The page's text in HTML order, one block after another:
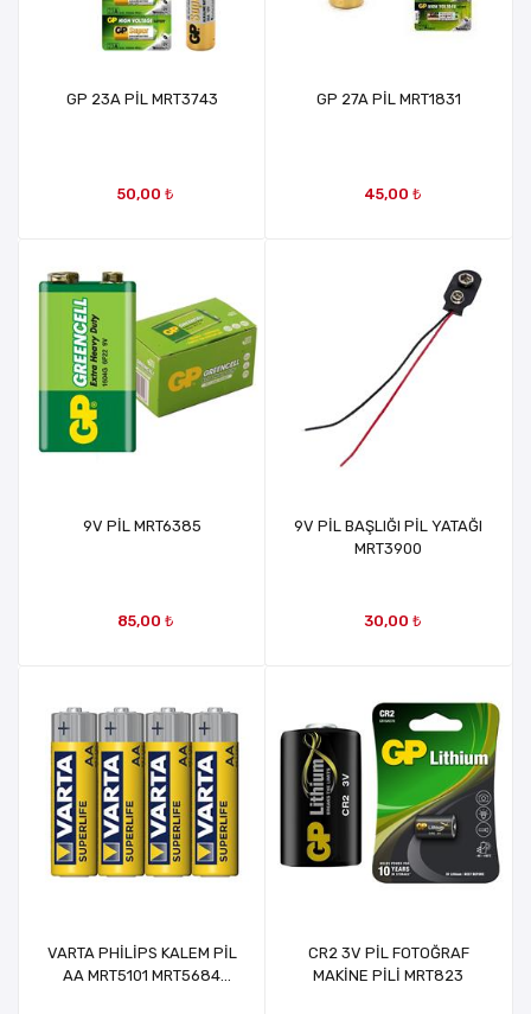
GP 23A PİL MRT3743
50,00 ₺
GP 27A PİL MRT1831
45,00 ₺
9V PİL MRT6385
85,00 ₺
9V PİL BAŞLIĞI PİL YATAĞI
MRT3900
30,00 ₺
VARTA PHİLİPS KALEM PİL
AA MRT5101 MRT5684
CR2 3V PİL FOTOĞRAF
MAKİNE PİLİ MRT823